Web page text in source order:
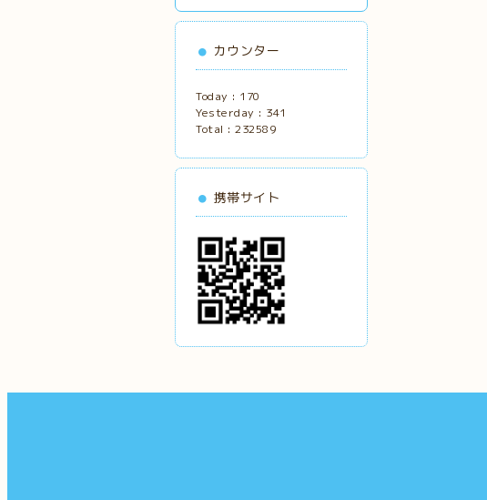
カウンター
Today : 170
Yesterday : 341
Total : 232589
携帯サイト